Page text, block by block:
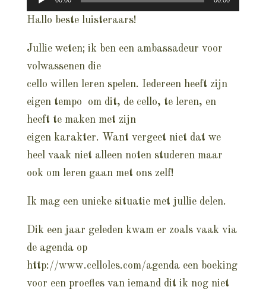
Hallo beste luisteraars!
Jullie weten; ik ben een ambassadeur voor
volwassenen die
cello willen leren spelen. Iedereen heeft zijn
eigen tempo om dit, de cello, te leren, en
heeft te maken met zijn
eigen karakter. Want vergeet niet dat we
heel vaak niet alleen noten studeren maar
ook om leren gaan met ons zelf!
Ik mag een unieke situatie met jullie delen.
Dik een jaar geleden kwam er zoals vaak via
de agenda op
http://www.celloles.com/agendaeen boeking
voor een proefles van iemand dit ik nog niet